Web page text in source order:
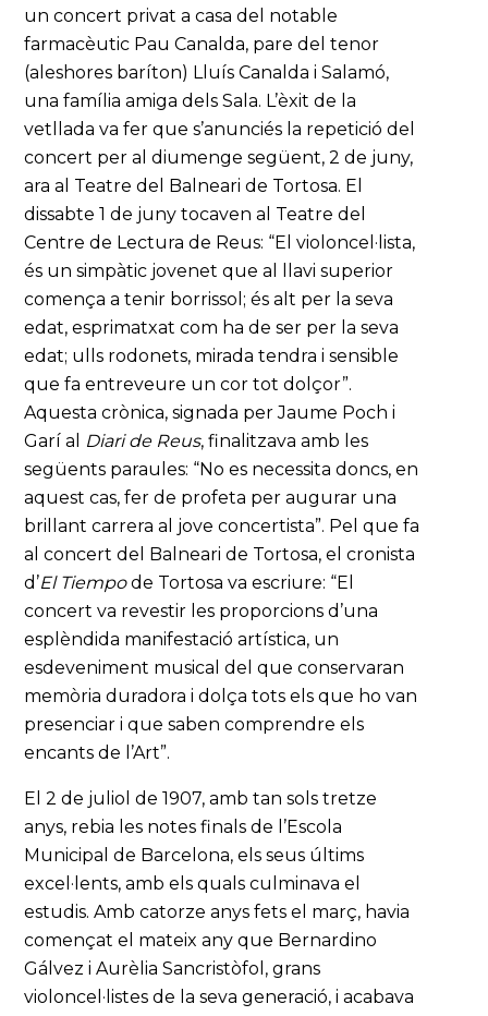
un concert privat a casa del notable
farmacèutic Pau Canalda, pare del tenor
(aleshores baríton) Lluís Canalda i Salamó,
una família amiga dels Sala. L’èxit de la
vetllada va fer que s’anunciés la repetició del
concert per al diumenge següent, 2 de juny,
ara al Teatre del Balneari de Tortosa. El
dissabte 1 de juny tocaven al Teatre del
Centre de Lectura de Reus: “El violoncel·lista,
és un simpàtic jovenet que al llavi superior
comença a tenir borrissol; és alt per la seva
edat, esprimatxat com ha de ser per la seva
edat; ulls rodonets, mirada tendra i sensible
que fa entreveure un cor tot dolçor”.
Aquesta crònica, signada per Jaume Poch i
Garí al Diari de Reus, finalitzava amb les
següents paraules: “No es necessita doncs, en
aquest cas, fer de profeta per augurar una
brillant carrera al jove concertista”. Pel que fa
al concert del Balneari de Tortosa, el cronista
d’El Tiempode Tortosa va escriure: “El
concert va revestir les proporcions d’una
esplèndida manifestació artística, un
esdeveniment musical del que conservaran
memòria duradora i dolça tots els que ho van
presenciar i que saben comprendre els
encants de l’Art”.
El 2 de juliol de 1907, amb tan sols tretze
anys, rebia les notes finals de l’Escola
Municipal de Barcelona, els seus últims
excel·lents, amb els quals culminava el
estudis. Amb catorze anys fets el març, havia
començat el mateix any que Bernardino
Gálvez i Aurèlia Sancristòfol, grans
violoncel·listes de la seva generació, i acabava